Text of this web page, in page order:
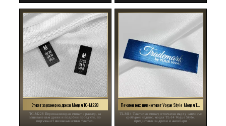
Етикет за размер на дрехи Модел TC-M228
TC-M228 Персонализиран етикет с размер, за
зашиване към дрехи и подобни продукти, по
поръчка от висококачествен текстил.
Печатен текстилен етикет Vogue Style Модел TL-M14
TL-M14 Текстилен етикет, отпечатан върху сатен със
сребърен надпис, модел TL-14 Vogue Style,
предоставен за дрехи и аксесоари